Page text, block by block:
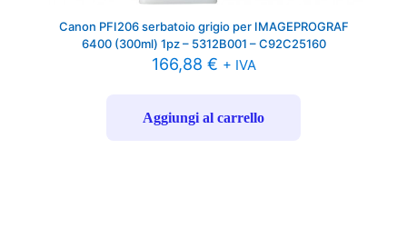
Canon PFI206 serbatoio grigio per IMAGEPROGRAF
6400 (300ml) 1pz – 5312B001 – C92C25160
166,88 € + IVA
Aggiungi al carrello